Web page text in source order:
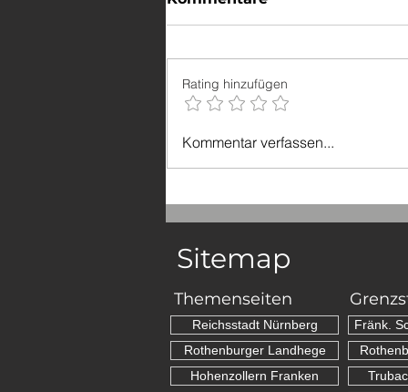
Flachslanden: Das
Rating hinzufügen
Kommentar verfassen...
Sitemap
Themenseiten
Reichsstadt Nürnberg
Rothenburger Landhege
Hohenzollern Franken
Fränk.